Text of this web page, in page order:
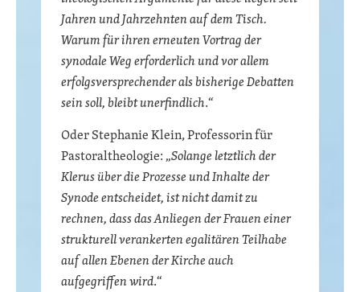
Jahren und Jahrzehnten auf dem Tisch.
Warum für ihren erneuten Vortrag der
synodale Weg erforderlich und vor allem
erfolgsversprechender als bisherige Debatten
sein soll, bleibt unerfindlich.“
Oder Stephanie Klein, Professorin für
Pastoraltheologie: „Solange letztlich der
Klerus über die Prozesse und Inhalte der
Synode entscheidet, ist nicht damit zu
rechnen, dass das Anliegen der Frauen einer
strukturell verankerten egalitären Teilhabe
auf allen Ebenen der Kirche auch
aufgegriffen wird.“